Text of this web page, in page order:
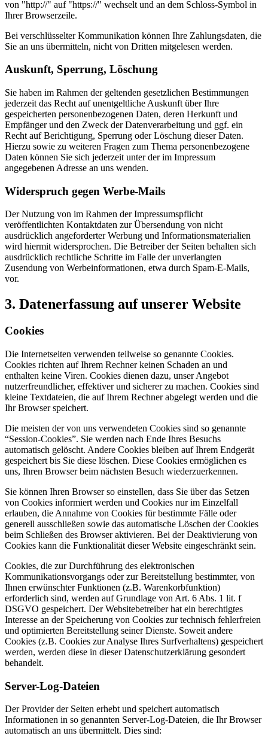
von "http://" auf "https://" wechselt und an dem Schloss-Symbol in
Ihrer Browserzeile.
Bei verschlüsselter Kommunikation können Ihre Zahlungsdaten, die
Sie an uns übermitteln, nicht von Dritten mitgelesen werden.
Auskunft, Sperrung, Löschung
Sie haben im Rahmen der geltenden gesetzlichen Bestimmungen
jederzeit das Recht auf unentgeltliche Auskunft über Ihre
gespeicherten personenbezogenen Daten, deren Herkunft und
Empfänger und den Zweck der Datenverarbeitung und ggf. ein
Recht auf Berichtigung, Sperrung oder Löschung dieser Daten.
Hierzu sowie zu weiteren Fragen zum Thema personenbezogene
Daten können Sie sich jederzeit unter der im Impressum
angegebenen Adresse an uns wenden.
Widerspruch gegen Werbe-Mails
Der Nutzung von im Rahmen der Impressumspflicht
veröffentlichten Kontaktdaten zur Übersendung von nicht
ausdrücklich angeforderter Werbung und Informationsmaterialien
wird hiermit widersprochen. Die Betreiber der Seiten behalten sich
ausdrücklich rechtliche Schritte im Falle der unverlangten
Zusendung von Werbeinformationen, etwa durch Spam-E-Mails,
vor.
3. Datenerfassung auf unserer Website
Cookies
Die Internetseiten verwenden teilweise so genannte Cookies.
Cookies richten auf Ihrem Rechner keinen Schaden an und
enthalten keine Viren. Cookies dienen dazu, unser Angebot
nutzerfreundlicher, effektiver und sicherer zu machen. Cookies sind
kleine Textdateien, die auf Ihrem Rechner abgelegt werden und die
Ihr Browser speichert.
Die meisten der von uns verwendeten Cookies sind so genannte
“Session-Cookies”. Sie werden nach Ende Ihres Besuchs
automatisch gelöscht. Andere Cookies bleiben auf Ihrem Endgerät
gespeichert bis Sie diese löschen. Diese Cookies ermöglichen es
uns, Ihren Browser beim nächsten Besuch wiederzuerkennen.
Sie können Ihren Browser so einstellen, dass Sie über das Setzen
von Cookies informiert werden und Cookies nur im Einzelfall
erlauben, die Annahme von Cookies für bestimmte Fälle oder
generell ausschließen sowie das automatische Löschen der Cookies
beim Schließen des Browser aktivieren. Bei der Deaktivierung von
Cookies kann die Funktionalität dieser Website eingeschränkt sein.
Cookies, die zur Durchführung des elektronischen
Kommunikationsvorgangs oder zur Bereitstellung bestimmter, von
Ihnen erwünschter Funktionen (z.B. Warenkorbfunktion)
erforderlich sind, werden auf Grundlage von Art. 6 Abs. 1 lit. f
DSGVO gespeichert. Der Websitebetreiber hat ein berechtigtes
Interesse an der Speicherung von Cookies zur technisch fehlerfreien
und optimierten Bereitstellung seiner Dienste. Soweit andere
Cookies (z.B. Cookies zur Analyse Ihres Surfverhaltens) gespeichert
werden, werden diese in dieser Datenschutzerklärung gesondert
behandelt.
Server-Log-Dateien
Der Provider der Seiten erhebt und speichert automatisch
Informationen in so genannten Server-Log-Dateien, die Ihr Browser
automatisch an uns übermittelt. Dies sind: